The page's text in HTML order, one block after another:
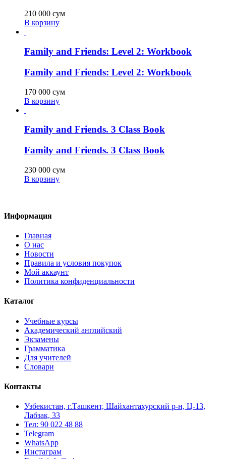
210 000 сум
В корзину
Family and Friends: Level 2: Workbook
Family and Friends: Level 2: Workbook
170 000 сум
В корзину
Family and Friends. 3 Class Book
Family and Friends. 3 Class Book
230 000 сум
В корзину
Информация
Главная
О нас
Новости
Правила и условия покупок
Мой аккаунт
Политика конфиденциальности
Каталог
Учебные курсы
Академический английский
Экзамены
Грамматика
Для учителей
Словари
Контакты
Узбекистан, г.Ташкент, Шайхантахурский р-н, Ц-13,
Лабзак, 33
Тел: 90 022 48 88
Telegram
WhatsApp
Инстаграм